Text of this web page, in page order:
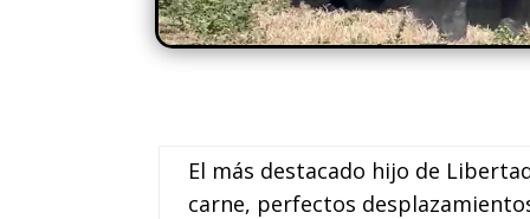
El más destacado hijo de
carne, perfectos